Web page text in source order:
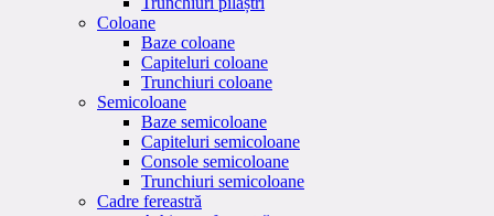
Coloane
Baze coloane
Capiteluri coloane
Trunchiuri coloane
Semicoloane
Baze semicoloane
Capiteluri semicoloane
Console semicoloane
Trunchiuri semicoloane
Cadre fereastră